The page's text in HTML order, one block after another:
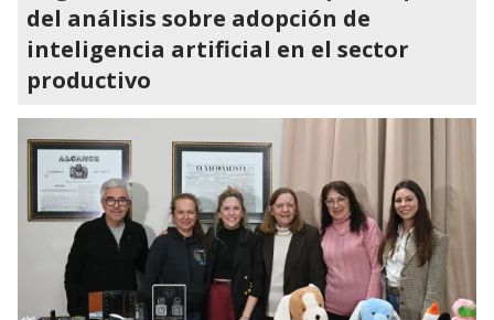
del análisis sobre adopción de
inteligencia artificial en el sector
productivo